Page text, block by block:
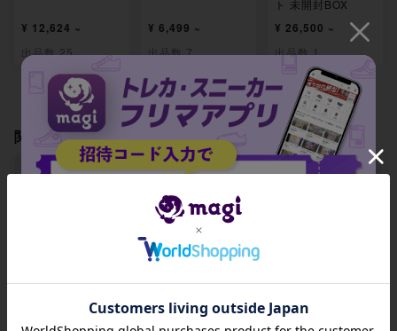
¥ 12,624 ~
出品数 25
¥ 6,499 ~
出品数 7
ト 未開封BOX
¥ 26,500 ~
出品数 1
関連製品
【PSA8.5】パワー
プロテイン SR 08
【PSA8.5】ファイ
トゴング SR 082/
063
【PSA8.5】夜のタ
招待コード